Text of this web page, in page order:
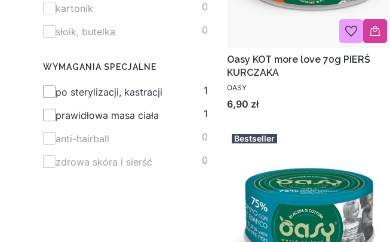
kartonik 0
słoik, butelka 0
WYMAGANIA SPECJALNE
Wymagania specjalne
po sterylizacji, kastracji 1
prawidłowa masa ciała 1
anti-hairball 0
zdrowa skóra i sierść 0
Oasy KOT more love 70g PIERŚ
KURCZAKA
OASY
Cena
6,90 zł
Bestseller